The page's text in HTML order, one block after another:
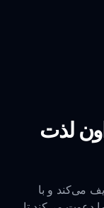
لذت
می‌کند و با